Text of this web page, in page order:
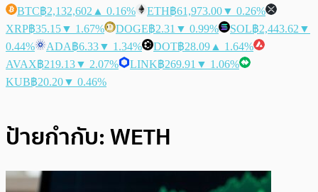
BTC฿2,132,602 ▲ 0.16% ETH฿61,973.00▼ 0.26%
XRP฿35.15▼ 1.67% DOGE฿2.31 ▼ 0.99% SOL฿2,443.62 ▼
0.44%
ADA฿6.33▼ 1.34% DOT฿28.09 ▲ 1.64%
AVAX฿219.13▼ 2.07% LINK฿269.91 ▼ 1.06%
KUB฿20.20▼ 0.46%
ป้ายกำกับ:WETH